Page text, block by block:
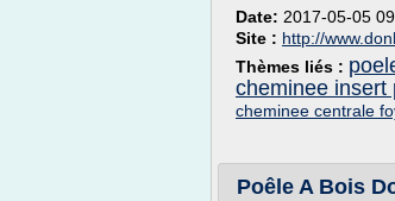
Date: 2017-05-05
Site : http://
Thèmes liés :
cheminee insert
cheminee centrale
Poêle A Bois